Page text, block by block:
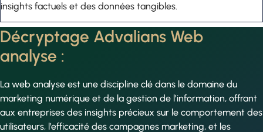
insights factuels et des données tangibles.
Décryptage Advalians Web
analyse :
La web analyse est une discipline clé dans le domaine du
marketing numérique et de la gestion de l’information, offrant
aux entreprises des insights précieux sur le comportement des
utilisateurs, l’efficacité des campagnes marketing, et les